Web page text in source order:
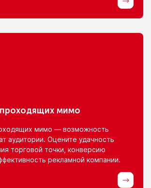
мимо
мимо — возможность
аудитории. Оцените удачность
торговой точки, конверсию
рекламной компании.